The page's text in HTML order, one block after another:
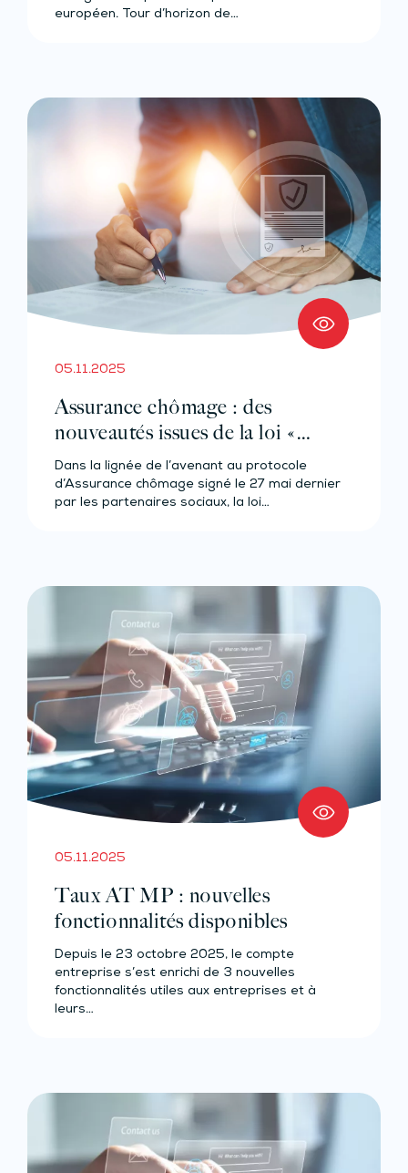
européen. Tour d’horizon de…
05.11.2025
Assurance chômage : des
nouveautés issues de la loi «
Seniors »
Dans la lignée de l’avenant au protocole
d’Assurance chômage signé le 27 mai dernier
par les partenaires sociaux, la loi…
05.11.2025
Taux AT MP : nouvelles
fonctionnalités disponibles
Depuis le 23 octobre 2025, le compte
entreprise s’est enrichi de 3 nouvelles
fonctionnalités utiles aux entreprises et à
leurs…